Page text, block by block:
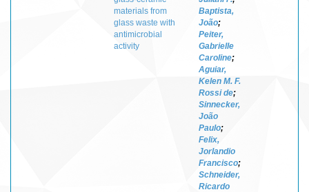
materials from
glass waste with
antimicrobial
activity
Baptista,
João;
Peiter,
Gabrielle
Caroline;
Aguiar,
Kelen M. F.
Rossi de;
Sinnecker,
João
Paulo;
Felix,
Jorlandio
Francisco;
Schneider,
Ricardo